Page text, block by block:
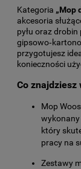
Kategoria „Mop
akcesoria
pyłu oraz
przygotujesz
konieczności
Co znajdziesz
Mop
wykonany
który
pracy na
Zestawy